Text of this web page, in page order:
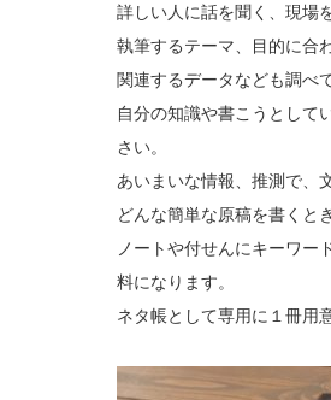
詳しい人に話を聞く、現場
執筆するテーマ、目的に合
関連するデータなども調べ
自分の知識や書こうとして
さい。
あいまいな情報、推測で、
どんな簡単な原稿を書くと
ノートや付せんにキーワー
料になります。
ネタ帳として専用に１冊用